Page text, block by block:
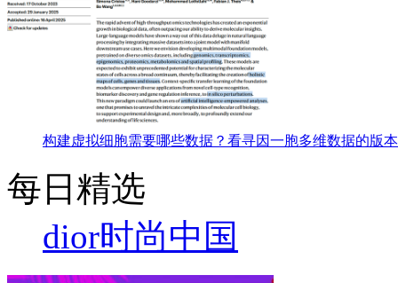
构建虚拟细胞需要哪些数据？看寻因一胞多维数据的版
每日精选
dior时尚中国